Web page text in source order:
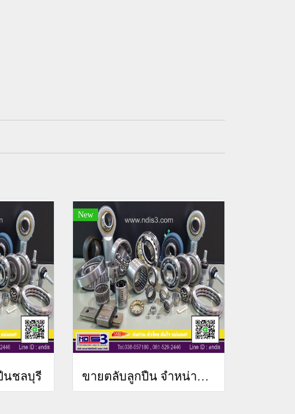
นชลบุรี
New
ขายตลับลูกปืน จำหน่ายตลับลูกปืน ทุกพื้นที่ ทั่วไทย